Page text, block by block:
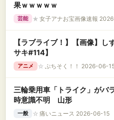
果ｗｗｗｗｗ
芸能 ★ 女子アナお宝画像速報
【ラブライブ！】【画像】
サキ#114】
アニメ ☆ ぷちそく！！ 2026-06-
三輪乗用車「トライク」が
時意識不明 山形
一般 ☆ 痛いニュース 2026-06-15